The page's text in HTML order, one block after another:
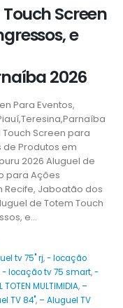
Screen
e
2026
Para Eventos,
Screen para
de Produtos em
2026 Aluguel de
para Ações
Recife, Jaboatão dos
de Totem Touch
e...
tv 75" rj,- locação
- locação tv 75 smart,-
TOTEN MULTIMIDIA,–
TV 84",– Aluguel TV